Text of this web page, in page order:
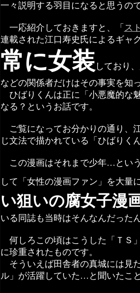
一々説明する羽目になると思うので
一応紹介しておきますと、「 ス
連載された江口寿史氏によるギャ
常に女装 しており
などの関係者だけはその事実を知
ひばりくんは正に「小悪魔的な
なる？というお話です。
ご覧になってお分かりの通り、
じ文法で描かれている「ひばりく
この漫画はそれまで少年…とい
して「女性の漫画ファン」を大
い狙いの腐女子漫
いる同誌も当時はそんなんだった
何しろこの頃はこうした「ＴＳ
に珍重されたものです。
そういえば田舎者の真城には見
ル」が活躍していた…と聞いたこ